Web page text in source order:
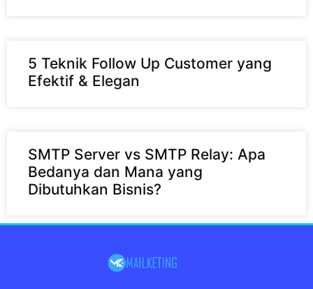
5 Teknik Follow Up Customer yang
Efektif & Elegan
SMTP Server vs SMTP Relay: Apa
Bedanya dan Mana yang
Dibutuhkan Bisnis?